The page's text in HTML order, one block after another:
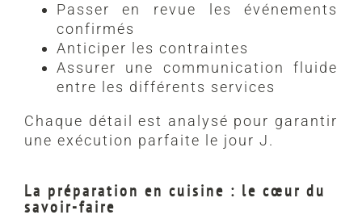
Passer en revue les événements
confirmés
Anticiper les contraintes
Assurer une communication fluide
entre les différents services
Chaque détail est analysé pour garantir
une exécution parfaite le jour J.
La préparation en cuisine : le cœur du
savoir-faire